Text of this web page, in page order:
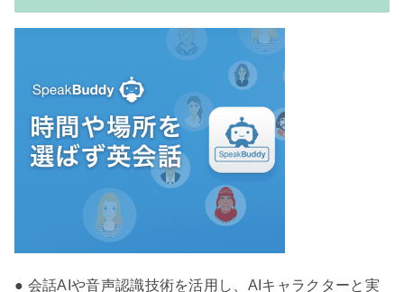
● 会話AIや音声認識技術を活用し、AIキャラクターと実